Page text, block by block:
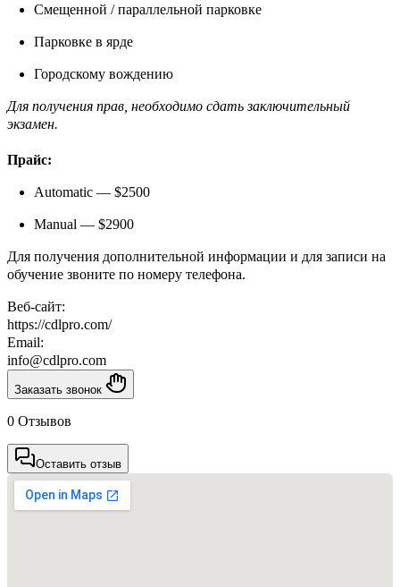
Смещенной / параллельной парковке
Парковке в ярде
Городскому вождению
Для получения прав, необходимо сдать заключительный
экзамен.
Прайс:
Automatic — $2500
Manual — $2900
Для получения дополнительной информации и для записи на
обучение звоните по номеру телефона.
Веб-сайт:
https://cdlpro.com/
Email:
info@cdlpro.com
Заказать звонок
0 Отзывов
Оставить отзыв